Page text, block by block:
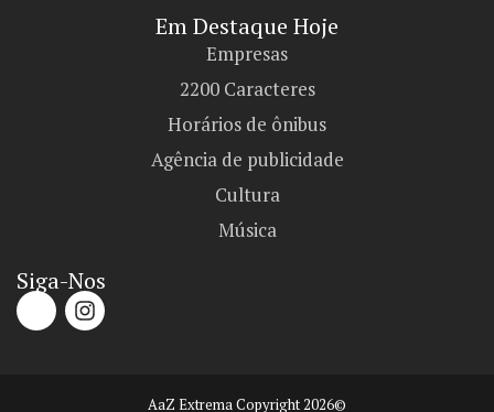
Em Destaque Hoje
Empresas
2200 Caracteres
Horários de ônibus
Agência de publicidade
Cultura
Música
Siga-Nos
AaZ Extrema Copyright 2026©